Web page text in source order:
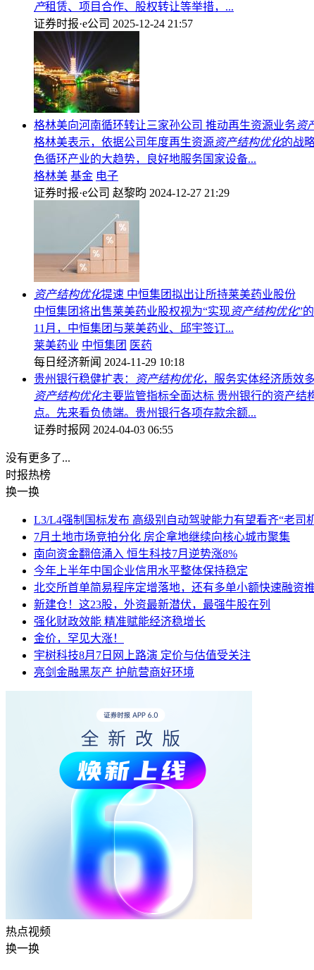
产租赁、项目合作、股权转让等举措，...
证券时报·e公司 2025-12-24 21:57
格林美向河南循环转让三家孙公司 推动再生资源业务资
格林美表示，依据公司年度再生资源资产结构优化的战
色循环产业的大趋势，良好地服务国家设备...
格林美 基金 电子
证券时报·e公司 赵黎昀 2024-12-27 21:29
资产结构优化提速 中恒集团拟出让所持莱美药业股份
中恒集团将出售莱美药业股权视为“实现资产结构优化”
11月，中恒集团与莱美药业、邱宇签订...
莱美药业 中恒集团 医药
每日经济新闻 2024-11-29 10:18
贵州银行稳健扩表：
资产结构优化，服务实体经济质效
资产结构优化主要监管指标全面达标 贵州银行的资产结
点。先来看负债端。贵州银行各项存款余额...
证券时报网 2024-04-03 06:55
没有更多了...
时报热榜
换一换
L3/L4强制国标发布 高级别自动驾驶能力有望看齐“老司
7月土地市场竞拍分化 房企拿地继续向核心城市聚集
南向资金翻倍涌入 恒生科技7月逆势涨8%
今年上半年中国企业信用水平整体保持稳定
北交所首单简易程序定增落地，还有多单小额快速融资
新建仓！这23股，外资最新潜伏，最强牛股在列
强化财政效能 精准赋能经济稳增长
金价，罕见大涨！
宇树科技8月7日网上路演 定价与估值受关注
亮剑金融黑灰产 护航营商好环境
热点视频
换一换